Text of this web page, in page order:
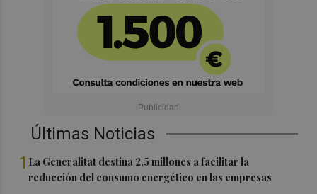
Últimas Noticias
1 La Generalitat destina 2,5 millones a facilitar la
reducción del consumo energético en las empresas